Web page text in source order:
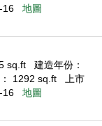
16 地圖
sq.ft
建造年份：
1292 sq.ft
上市
16
地圖